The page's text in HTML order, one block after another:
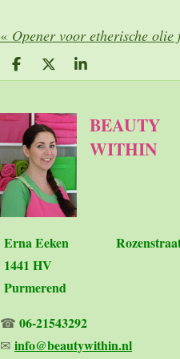
« Opener voor etherische olie
D
e
e
n
D
e
l
S
h
BEAUTY
WITHIN
Erna Eeken
1441 HV
Purmerend
☎ 06-21543292
✉ info@beautywithin.nl